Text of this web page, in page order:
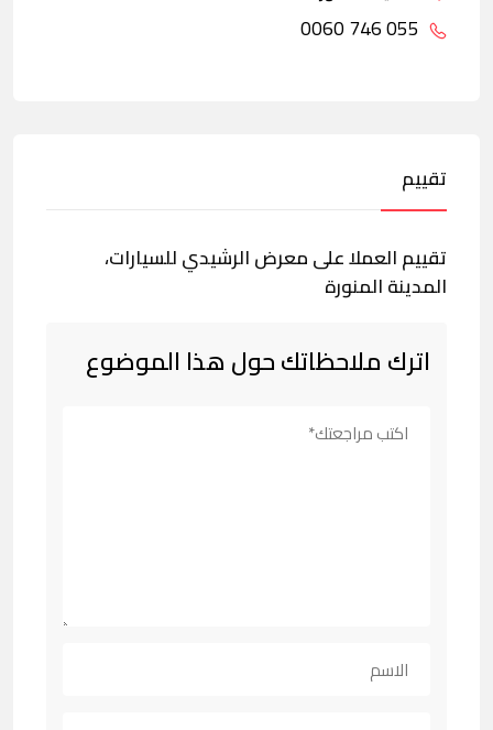
تقييم
تقييم العملا على معرض الرشيدي للسيارات،
المدينة المنورة
اترك ملاحظاتك حول هذا الموضوع